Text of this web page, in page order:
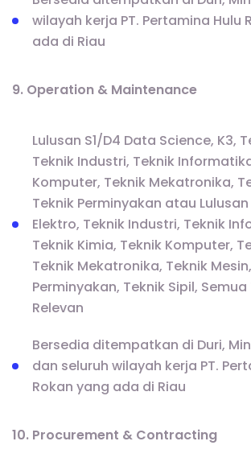
wilayah kerja PT. Pertamina Hulu
ada di Riau
9. Operation & Maintenance
Lulusan S1/D4 Data Science, K3,
Teknik Industri, Teknik
Komputer, Teknik Mekatronika,
Teknik Perminyakan atau Lulusan
Elektro, Teknik Industri, Teknik
Teknik Kimia, Teknik Komputer,
Teknik Mekatronika, Teknik
Perminyakan, Teknik Sipil,
Relevan
Bersedia ditempatkan di Duri,
dan seluruh wilayah kerja PT.
Rokan yang ada di Riau
10. Procurement & Contracting